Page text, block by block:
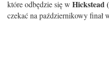
które odbędzie się w Hickstead
czekać na październikowy finał